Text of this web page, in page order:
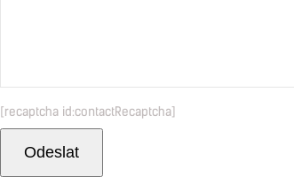
[recaptcha id:contactRecaptcha]